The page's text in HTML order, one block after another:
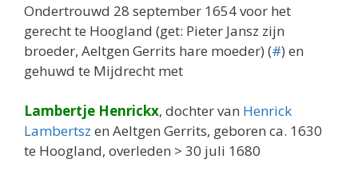
Ondertrouwd 28 september 1654 voor het
gerecht te Hoogland (get: Pieter Jansz zijn
broeder, Aeltgen Gerrits hare moeder) (#) en
gehuwd te Mijdrecht met
Lambertje Henrickx, dochter van Henrick
Lambertsz en Aeltgen Gerrits, geboren ca. 1630
te Hoogland, overleden > 30 juli 1680